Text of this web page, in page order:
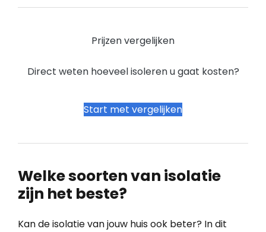
Prijzen vergelijken
Direct weten hoeveel isoleren u gaat kosten?
Start met vergelijken
Welke soorten van isolatie
zijn het beste?
Kan de isolatie van jouw huis ook beter? In dit